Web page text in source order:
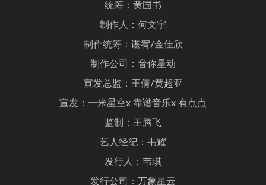
统筹：黄国书
制作人：何文宇
制作统筹：谌宥/金佳欣
制作公司：音你星动
宣发总监：王倩/黄超亚
宣发：一米星空x 靠谱音乐x 有点点
监制：王腾飞
艺人经纪：韦耀
发行人：韦琪
发行公司：万象星云